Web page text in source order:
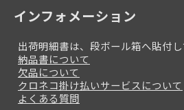
インフォメーション
出荷明細書は、段ボール箱へ貼付し
納品書について
欠品について
クロネコ掛け払いサービスについて
よくある質問